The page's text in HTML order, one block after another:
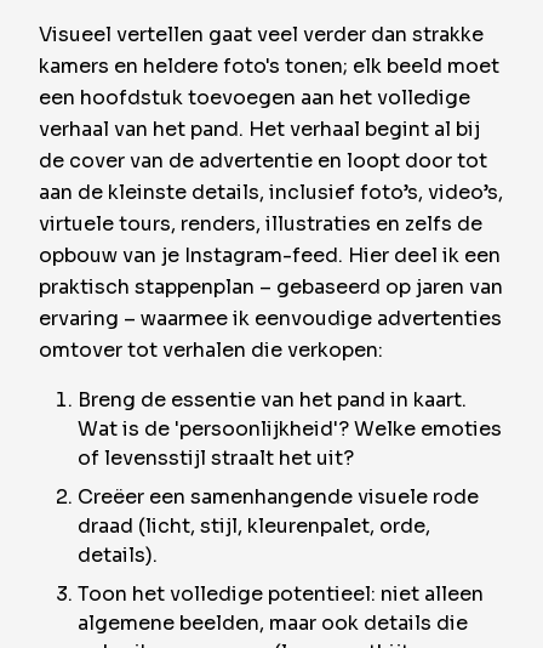
Visueel vertellen gaat veel verder dan strakke
kamers en heldere foto's tonen; elk beeld moet
een hoofdstuk toevoegen aan het volledige
verhaal van het pand. Het verhaal begint al bij
de cover van de advertentie en loopt door tot
aan de kleinste details, inclusief foto’s, video’s,
virtuele tours, renders, illustraties en zelfs de
opbouw van je Instagram-feed. Hier deel ik een
praktisch stappenplan – gebaseerd op jaren van
ervaring – waarmee ik eenvoudige advertenties
omtover tot verhalen die verkopen:
Breng de essentie van het pand in kaart.
Wat is de 'persoonlijkheid'? Welke emoties
of levensstijl straalt het uit?
Creëer een samenhangende visuele rode
draad (licht, stijl, kleurenpalet, orde,
details).
Toon het volledige potentieel: niet alleen
algemene beelden, maar ook details die